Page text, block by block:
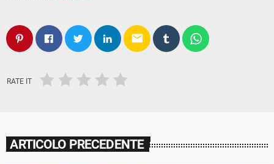
email
RATE IT
ARTICOLO PRECEDENTE